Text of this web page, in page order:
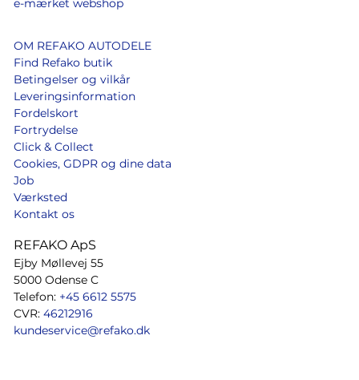
e-mærket webshop
OM REFAKO AUTODELE
Find Refako butik
Betingelser og vilkår
Leveringsinformation
Fordelskort
Fortrydelse
Click & Collect
Cookies, GDPR og dine data
Job
Værksted
Kontakt os
REFAKO ApS
Ejby Møllevej 55
5000 Odense C
Telefon: +45 6612 5575
CVR: 46212916
kundeservice@refako.dk